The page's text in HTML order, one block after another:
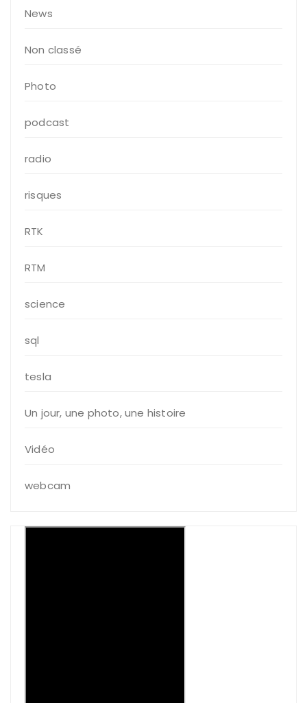
News
Non classé
Photo
podcast
radio
risques
RTK
RTM
science
sql
tesla
Un jour, une photo, une histoire
Vidéo
webcam